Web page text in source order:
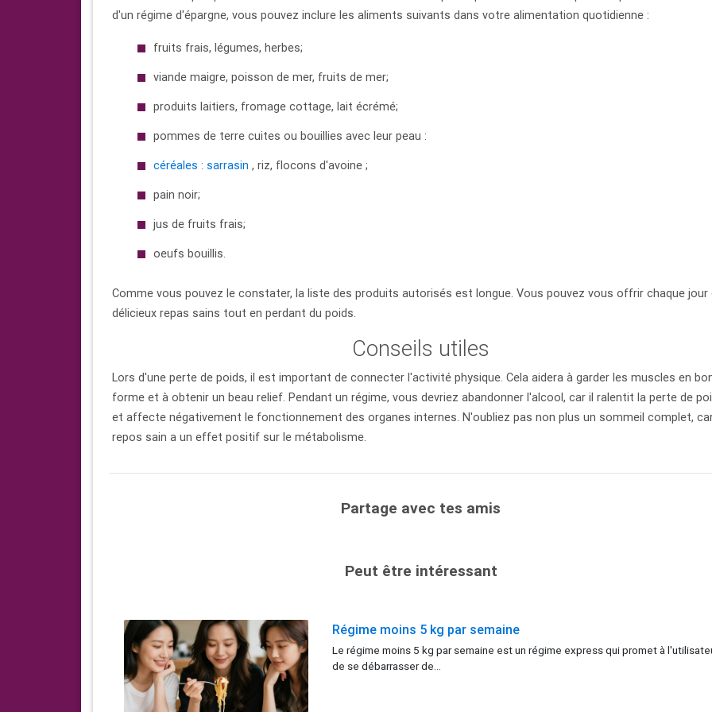
d'un régime d'épargne, vous pouvez inclure les aliments suivants dans votre alimentation quotidienne :
fruits frais, légumes, herbes;
viande maigre, poisson de mer, fruits de mer;
produits laitiers, fromage cottage, lait écrémé;
pommes de terre cuites ou bouillies avec leur peau :
céréales : sarrasin , riz, flocons d'avoine ;
pain noir;
jus de fruits frais;
oeufs bouillis.
Comme vous pouvez le constater, la liste des produits autorisés est longue. Vous pouvez vous offrir chaque jour
délicieux repas sains tout en perdant du poids.
Conseils utiles
Lors d'une perte de poids, il est important de connecter l'activité physique. Cela aidera à garder les muscles en
forme et à obtenir un beau relief. Pendant un régime, vous devriez abandonner l'alcool, car il ralentit la perte de
et affecte négativement le fonctionnement des organes internes. N'oubliez pas non plus un sommeil complet,
repos sain a un effet positif sur le métabolisme.
Partage avec tes amis
Peut être intéressant
Régime moins 5 kg par semaine
Le régime moins 5 kg par semaine est un régime express qui promet à
de se débarrasser de...